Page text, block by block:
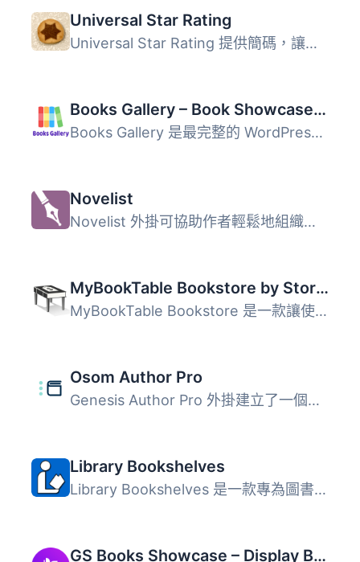
Universal Star Rating
Universal Star Rating 提供簡碼，讓作者有機會利用經典的星...
Books Gallery – Book Showcase, Library & Affiliate Plugin
Books Gallery 是最完整的 WordPress 書籍畫廊外掛，讓使用者...
Novelist
Novelist 外掛可協助作者輕鬆地組織並顯示他們的書籍作品集。...
MyBookTable Bookstore by Stormhill Media
MyBookTable Bookstore 是一款讓使用者輕鬆建立個人書店的 Wo...
Osom Author Pro
Genesis Author Pro 外掛建立了一個圖書館，讓你可以將書籍...
Library Bookshelves
Library Bookshelves 是一款專為圖書館設計的 WordPress 外掛...
GS Books Showcase – Display Books in Grid, Slider & More | Library for WordPress